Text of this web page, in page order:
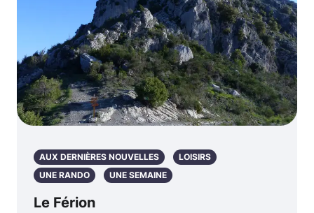
AUX DERNIÈRES NOUVELLES
LOISIRS
UNE RANDO
UNE SEMAINE
Le Férion